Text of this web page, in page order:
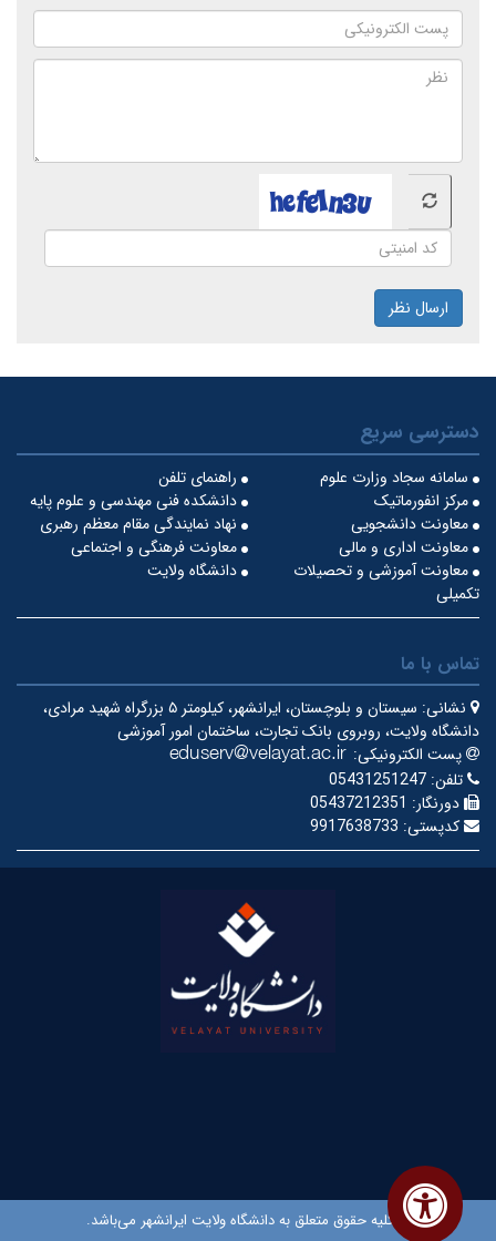
ارسال نظر
دسترسی سریع
راهنمای تلفن
سامانه سجاد وزارت علوم
دانشکده فنی مهندسی و علوم پایه
مرکز انفورماتیک
نهاد نمایندگی مقام معظم رهبری
معاونت دانشجویی
معاونت فرهنگی و اجتماعی
معاونت اداری و مالی
دانشگاه ولایت
معاونت آموزشی و تحصیلات
تکمیلی
تماس با ما
نشانی:
سیستان و بلوچستان، ایرانشهر، کیلومتر ۵ بزرگراه شهید مرادی،
دانشگاه ولایت، روبروی بانک تجارت، ساختمان امور آموزشی
پست الکترونیکی:
تلفن: 05431251247
دورنگار: 05437212351
کدپستی: 9917638733
© کلیه حقوق متعلق به دانشگاه ولایت ایرانشهر می‌باشد.